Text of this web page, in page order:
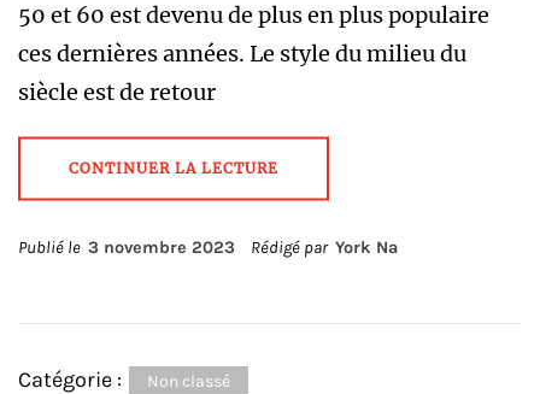
50 et 60 est devenu de plus en plus populaire
ces dernières années. Le style du milieu du
siècle est de retour
CONTINUER LA LECTURE
Publié le 3 novembre 2023 Rédigé par York Na
Catégorie : Non classé